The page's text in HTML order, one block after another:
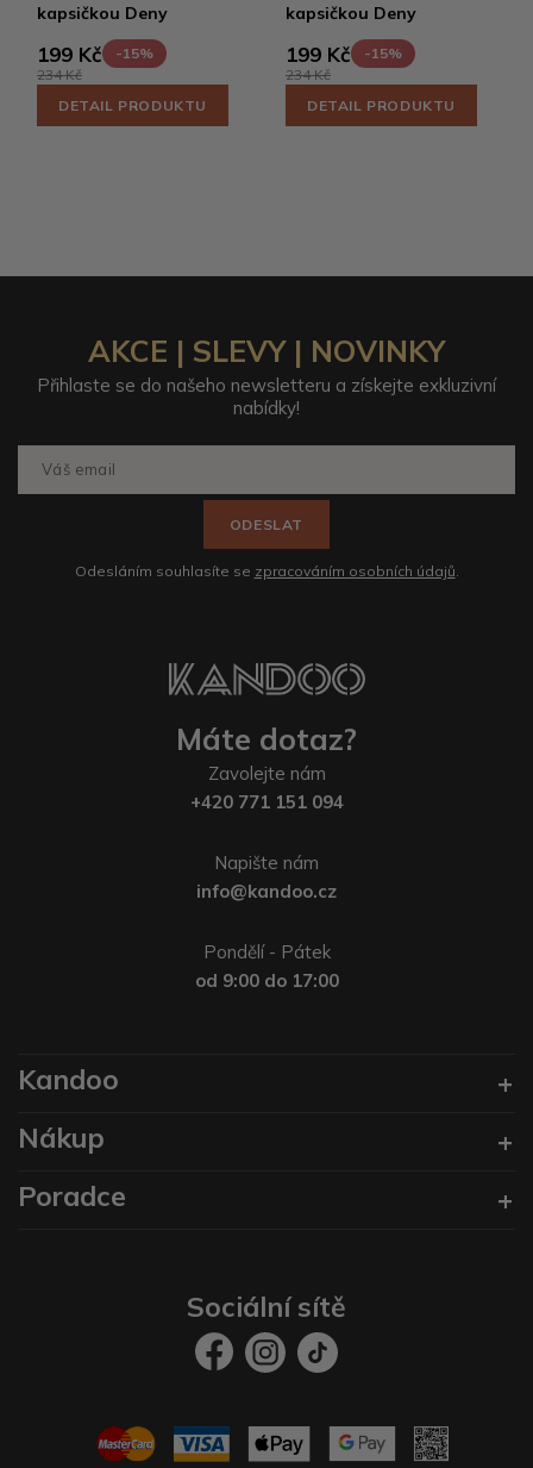
kapsičkou Deny
199 Kč
-15%
234 Kč
DETAIL PRODUKTU
kapsičkou Deny
199 Kč
-15%
234 Kč
DETAIL PRODUKTU
AKCE | SLEVY | NOVINKY
Přihlaste se do našeho newsletteru a získejte exkluzivní
nabídky!
ODESLAT
Odesláním souhlasíte se zpracováním osobních údajů
Máte dotaz?
Zavolejte nám
+420 771 151 094
Napište nám
info@kandoo.cz
Pondělí - Pátek
od 9:00 do 17:00
Kandoo
Nákup
Poradce
Sociální sítě